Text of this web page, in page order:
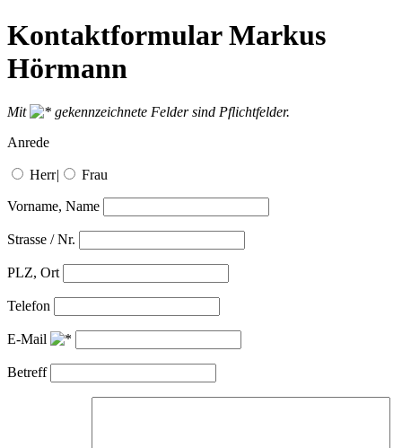
Kontaktformular Markus
Hörmann
Mit
gekennzeichnete Felder sind Pflichtfelder.
Anrede
Herr| Frau
Vorname, Name
Strasse / Nr.
PLZ, Ort
Telefon
E-Mail
Betreff